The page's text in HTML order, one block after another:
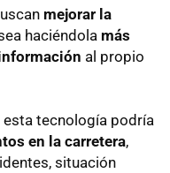
mejorar la
haciéndola más
al propio
esta tecnología podría
en la carretera,
situación